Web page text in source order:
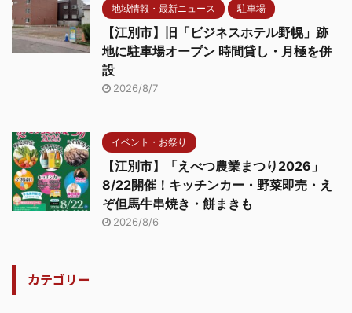
地域情報・最新ニュース 駐車場
【江別市】旧「ビジネスホテル野幌」跡
地に駐車場オープン 時間貸し・月極を併
設
2026/8/7
イベント・お祭り
【江別市】「えべつ農業まつり2026」
8/22開催！キッチンカー・野菜即売・え
ぞ但馬牛串焼き・餅まきも
2026/8/6
カテゴリー